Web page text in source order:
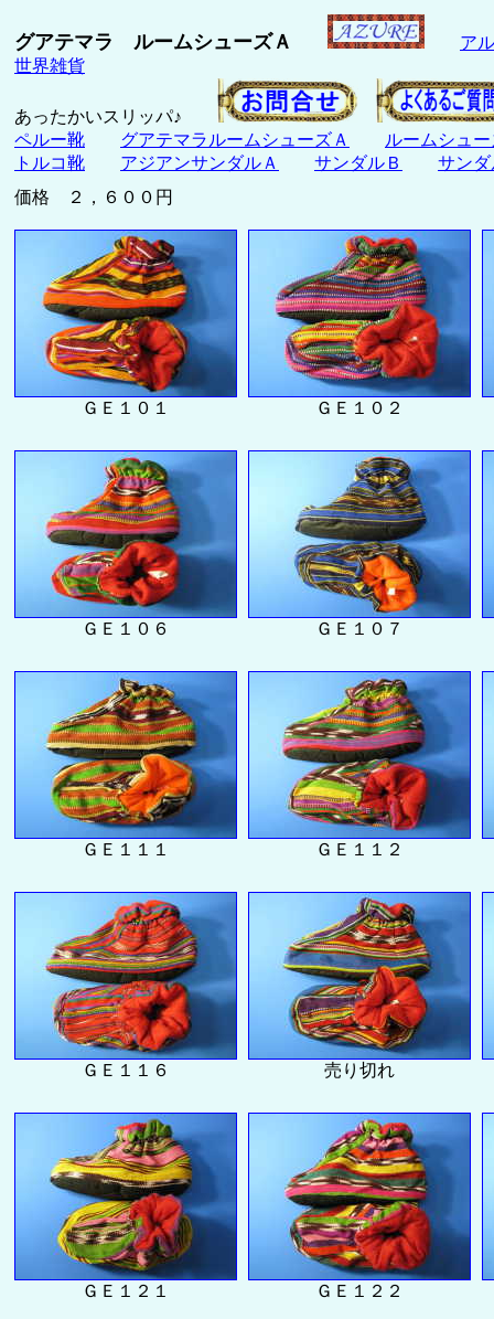
グアテマラ ルームシューズＡ
ア
世界雑貨
あったかいスリッパ♪
ペルー靴
グアテマラルームシューズＡ
ルームシュ
トルコ靴
アジアンサンダルＡ サンダルＢ
サン
価格 ２，６００円
ＧＥ１０１ ＧＥ１０２
ＧＥ１０６ ＧＥ１０７
ＧＥ１１１ ＧＥ１１２
ＧＥ１１６ 売り切れ
ＧＥ１２１ ＧＥ１２２